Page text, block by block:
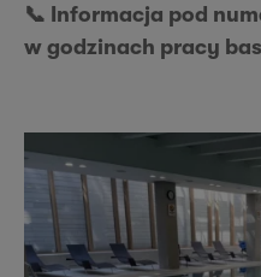
📞 Informacja pod
w godzinach pracy